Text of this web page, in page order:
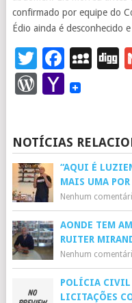
confirmado por equipe do
Édio ainda é desconhecido
Twitter
WordPress
Yahoo
NOTÍCIAS
“AQUI É
MAIS UMA POR
Nenhum
AONDE TEM
RUITER
Nenhum
POLÍCIA CIVIL
LICITAÇÕES